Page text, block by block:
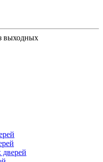
выходных